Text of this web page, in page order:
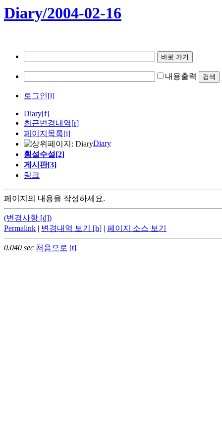
Diary/2004-02-16
내용출력
로그인[l]
Diary[f]
최근변경내역[r]
페이지목록[i]
Diary
횡설수설[2]
게시판[3]
링크
페이지의 내용을 작성하세요.
(변경사항 [d])
Permalink | 변경내역 보기 [h] | 페이지 소스 보기
0.040 sec 처음으로 [t]